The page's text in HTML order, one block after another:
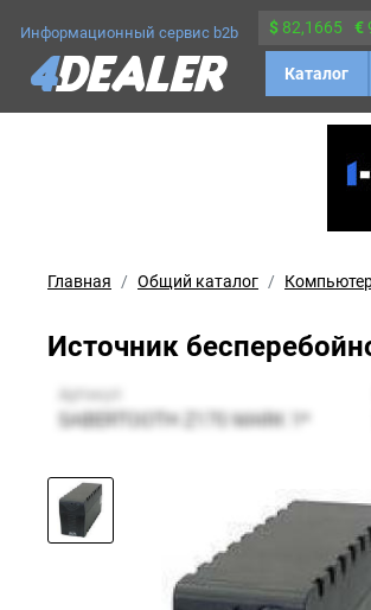
Информационный сервис b2b $ 82,1665 €
Каталог
Главная Общий каталог
Источник